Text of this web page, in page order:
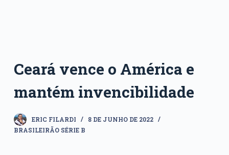
Ceará vence o América e
mantém invencibilidade
ERIC FILARDI
8 DE JUNHO DE 2022
BRASILEIRÃO SÉRIE B